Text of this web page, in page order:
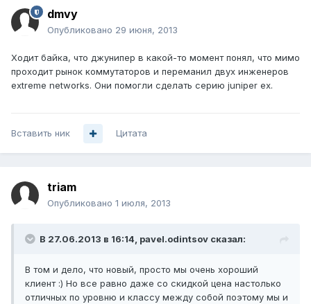
dmvy
Опубликовано 29 июня, 2013
Ходит байка, что джунипер в какой-то момент понял, что мимо
проходит рынок коммутаторов и переманил двух инженеров
extreme networks. Они помогли сделать серию juniper ex.
Вставить ник Цитата
triam
Опубликовано 1 июля, 2013
В 27.06.2013 в 16:14, pavel.odintsov сказал:
В том и дело, что новый, просто мы очень хороший
клиент :) Но все равно даже со скидкой цена настолько
отличных по уровню и классу между собой поэтому мы и